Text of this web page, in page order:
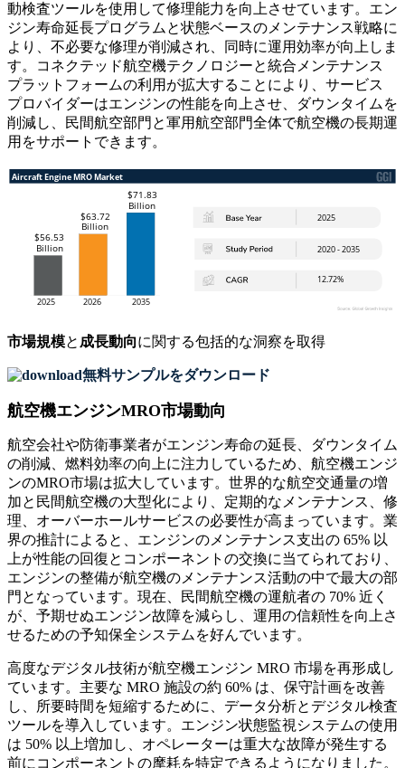
動検査ツールを使用して修理能力を向上させています。エン
ジン寿命延長プログラムと状態ベースのメンテナンス戦略に
より、不必要な修理が削減され、同時に運用効率が向上しま
す。コネクテッド航空機テクノロジーと統合メンテナンス
プラットフォームの利用が拡大することにより、サービス
プロバイダーはエンジンの性能を向上させ、ダウンタイムを
削減し、民間航空部門と軍用航空部門全体で航空機の長期運
用をサポートできます。
市場規模と成長動向に関する包括的な洞察を取得
無料サンプルをダウンロード
航空機エンジンMRO市場動向
航空会社や防衛事業者がエンジン寿命の延長、ダウンタイム
の削減、燃料効率の向上に注力しているため、航空機エンジ
ンのMRO市場は拡大しています。世界的な航空交通量の増
加と民間航空機の大型化により、定期的なメンテナンス、修
理、オーバーホールサービスの必要性が高まっています。業
界の推計によると、エンジンのメンテナンス支出の 65% 以
上が性能の回復とコンポーネントの交換に当てられており、
エンジンの整備が航空機のメンテナンス活動の中で最大の部
門となっています。現在、民間航空機の運航者の 70% 近く
が、予期せぬエンジン故障を減らし、運用の信頼性を向上さ
せるための予知保全システムを好んでいます。
高度なデジタル技術が航空機エンジン MRO 市場を再形成し
ています。主要な MRO 施設の約 60% は、保守計画を改善
し、所要時間を短縮するために、データ分析とデジタル検査
ツールを導入しています。エンジン状態監視システムの使用
は 50% 以上増加し、オペレーターは重大な故障が発生する
前にコンポーネントの摩耗を特定できるようになりました。